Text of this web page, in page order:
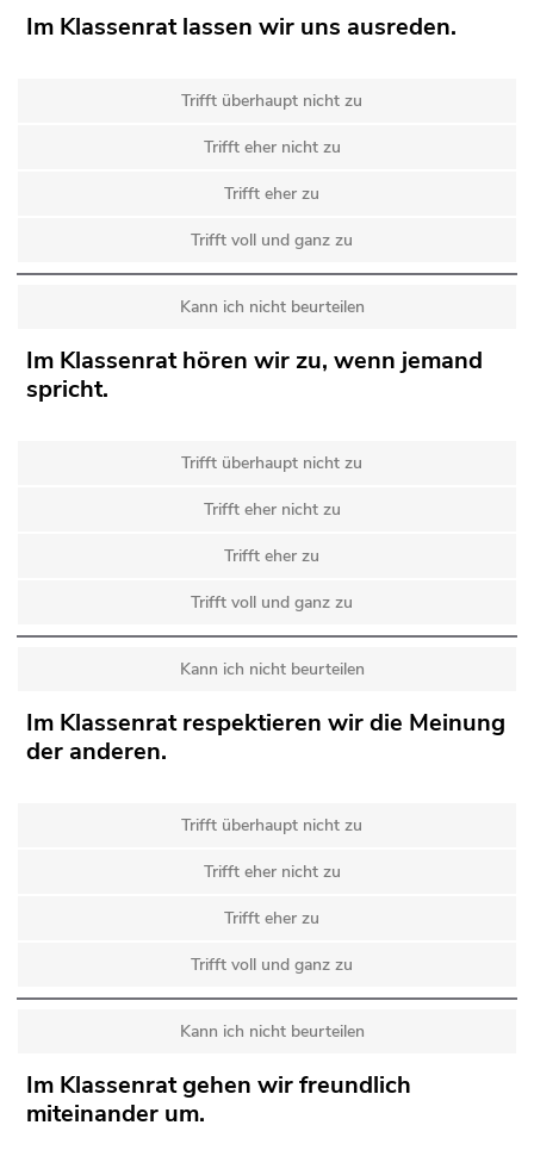
Im Klassenrat lassen wir uns ausreden.
Trifft überhaupt nicht zu
Trifft eher nicht zu
Trifft eher zu
Trifft voll und ganz zu
Kann ich nicht beurteilen
Im Klassenrat hören wir zu, wenn jemand
spricht.
Trifft überhaupt nicht zu
Trifft eher nicht zu
Trifft eher zu
Trifft voll und ganz zu
Kann ich nicht beurteilen
Im Klassenrat respektieren wir die Meinung
der anderen.
Trifft überhaupt nicht zu
Trifft eher nicht zu
Trifft eher zu
Trifft voll und ganz zu
Kann ich nicht beurteilen
Im Klassenrat gehen wir freundlich
miteinander um.